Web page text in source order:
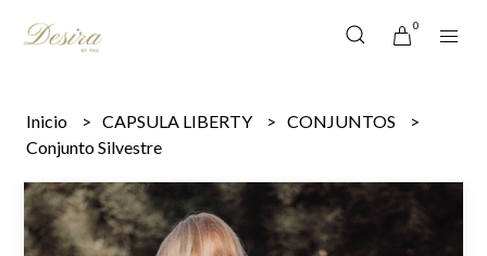
0
Inicio CAPSULA LIBERTY
CONJUNTOS
Conjunto Silvestre